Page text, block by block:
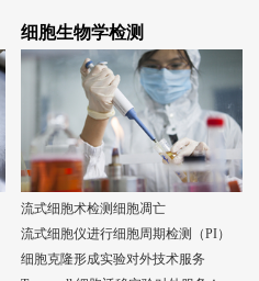
细胞生物学检测
流式细胞术检测细胞凋亡
流式细胞仪进行细胞周期检测（PI）
细胞克隆形成实验对外技术服务